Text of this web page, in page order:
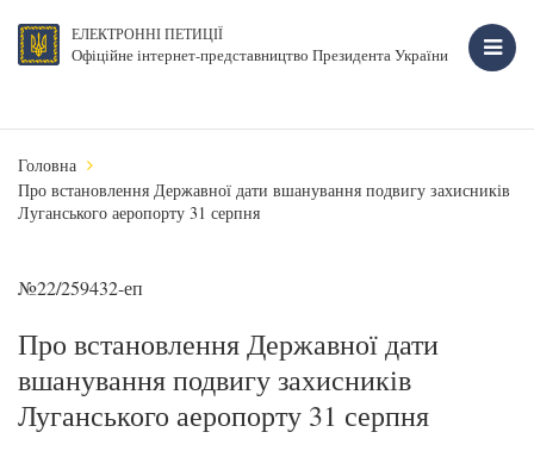
ЕЛЕКТРОННІ ПЕТИЦІЇ
Офіційне інтернет-представництво Президента України
Головна
Про встановлення Державної дати вшанування подвигу захисників
Луганського аеропорту 31 серпня
№22/259432-еп
Про встановлення Державної дати
вшанування подвигу захисників
Луганського аеропорту 31 серпня